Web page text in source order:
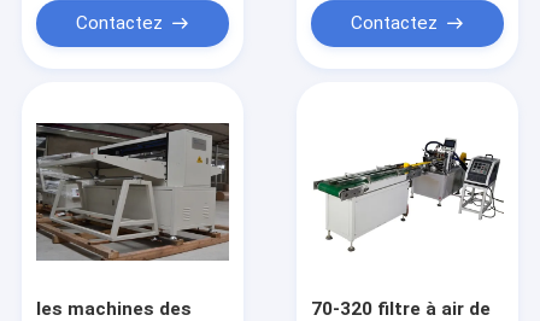
Contactez Contactez
les machines des
70-320 filtre à air de